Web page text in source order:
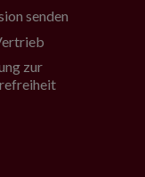
senden
zur